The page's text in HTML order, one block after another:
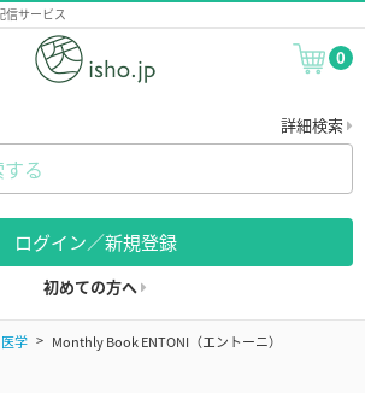
信サービス
0
詳細検索
ログイン／新規登録
初めての方へ
医学
Monthly Book ENTONI（エントーニ）